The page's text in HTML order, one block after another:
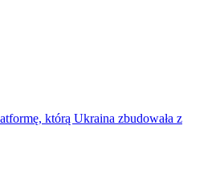
którą Ukraina zbudowała z